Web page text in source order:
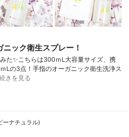
ック衛生スプレー！
た✨こちらは300ｍL大容量サイズ、携
Lの3点！手指のオーガニック衛生洗浄ス
きを見る
ーナチュラル)